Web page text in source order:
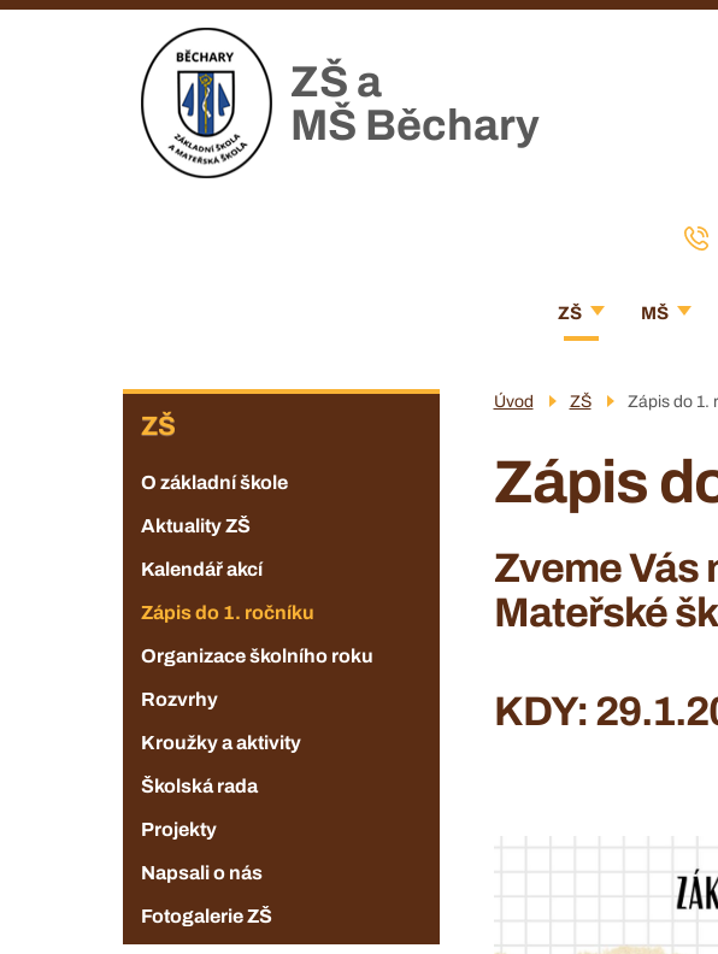
Přejít
ZŠ a
MŠ Běchary
Menu
ZŠ MŠ
ZŠ
ZŠ
O základní škole
Aktuality ZŠ
Kalendář akcí
Zápis do 1. ročníku
Organizace školního roku
Rozvrhy
Kroužky a aktivity
Školská rada
Projekty
Napsali o nás
Fotogalerie ZŠ
Úvod ZŠ Zápis do 1.
Zápis
Zveme Vás
Mateřské
KDY: